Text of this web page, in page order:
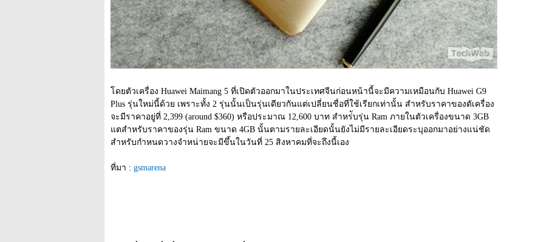
โดยตัวเครื่อง Huawei Maimang 5 ที่เปิดตัวออกมาในประเทศจีนก่อนหน้านี้จะมีความเหมือนกับ Huawei G9
Plus รุ่นใหม่นี้ด้วย เพราะทั้ง 2 รุ่นนั้นเป็นรุ่นเดียวกันแต่เปลี่ยนชื่อที่ใช้เรียกเท่านั้น สำหรับราคาของตัเครื่อง
จะมีราคาอยู่ที่ 2,399 (around $360) หรือประมาณ 12,600 บาท สำหร่ับรุ่น Ram ภายในตัวเครื่องขนาด 3GB
แตสำหรับราคาของรุ่น Ram ขนาด 4GB นั้นตามรายละเอียดนั้นยังไม่มีรายละเอียดระบุออกมาอย่างแน่ชัด
สำหรับกำหนดวางจำหน่ายจะมีขึ้นในวันที่ 25 สิงหาคมที่จะถึงนี้เอง
ที่มา : gsmarena